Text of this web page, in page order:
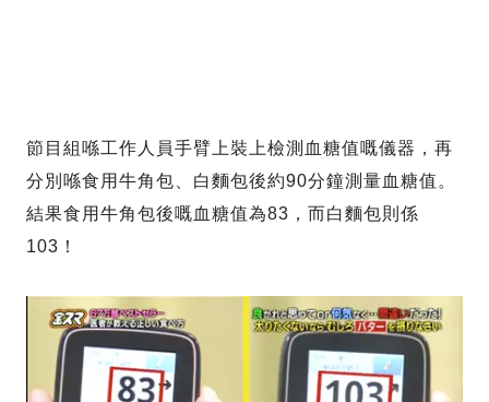
節目組喺工作人員手臂上裝上檢測血糖值嘅儀器，再
分別喺食用牛角包、白麵包後約90分鐘測量血糖值。
結果食用牛角包後嘅血糖值為83，而白麵包則係
103！